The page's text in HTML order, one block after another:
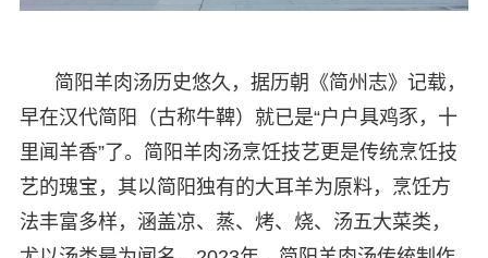
简阳羊肉汤历史悠久，据历朝《简州志》记载，
早在汉代简阳（古称牛鞞）就已是“户户具鸡豕，十
里闻羊香”了。简阳羊肉汤烹饪技艺更是传统烹饪技
艺的瑰宝，其以简阳独有的大耳羊为原料，烹饪方
法丰富多样，涵盖凉、蒸、烤、烧、汤五大菜类，